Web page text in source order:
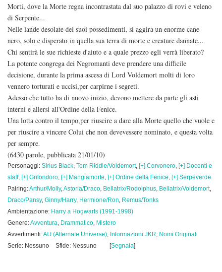
Morti, dove la Morte regna incontrastata dal suo palazzo di rovi e veleno
di Serpente...
Nelle lande desolate dei suoi possedimenti, si aggira un enorme cane
nero, solo e disperato in quella sua terra di morte e creature dannate...
Chi sentirà le sue richieste d'aiuto e a quale prezzo egli verrà liberato?
La potente congrega dei Negromanti deve prendere una difficile
decisione, durante la prima ascesa di Lord Voldemort molti di loro
vennero torturati e uccisi,per carpirne i segreti.
Adesso che tutto ha di nuovo inizio, devono mettere da parte gli asti
interni e allersi all'Ordine della Fenice.
Una lotta contro il tempo,per riuscire a dare alla Morte quello che vuole e
per riuscire a vincere Colui che non devevessere nominato, e questa volta
per sempre.
(6430 parole, pubblicata 21/01/10)
Personaggi: Sirius Black, Tom Riddle/Voldemort, [+] Corvonero, [+] Docenti e
staff, [+] Grifondoro, [+] Mangiamorte, [+] Ordine della Fenice, [+] Serpeverde
Pairing:Arthur/Molly,Astoria/Draco, Bellatrix/Rodolphus, Bellatrix/Voldemort,
Draco/Pansy, Ginny/Harry, Hermione/Ron, Remus/Tonks
Ambientazione: Harry a Hogwarts (1991-1998)
Genere:Avventura, Drammatico, Mistero
Avvertimenti:AU (Alternate Universe), Informazioni JKR, Nomi Originali
Serie: Nessuno
Sfide: Nessuno [Segnala]